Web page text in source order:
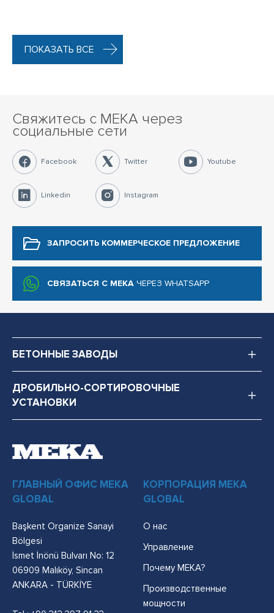
ПОКАЗАТЬ ВСЕ
Свяжитесь с MEKA через
социальные сети
Facebook Twitter Youtube
Linkedin Instagram
ЗАПРОСИТЬ КОММЕРЧЕСКОЕ ПРЕДЛОЖЕНИЕ
СВЯЗАТЬСЯ С MEKA ЧЕРЕЗ WHATSAPP
БЕТОННЫЕ ЗАВОДЫ
ДРОБИЛЬНО-СОРТИРОВОЧНЫЕ
УСТАНОВКИ
ГЛАВНЫЙ ОФИС MEKA
GLOBAL
Başkent Organize Sanayi
Bölgesi
İsmet İnönü Bulvarı No: 12
06909 Malıköy, Sincan
ANKARA - TÜRKİYE
КОРПОРАЦИЯ MEKA
GLOBAL
О нас
Управление
Почему MEKA?
Производственные
мощности